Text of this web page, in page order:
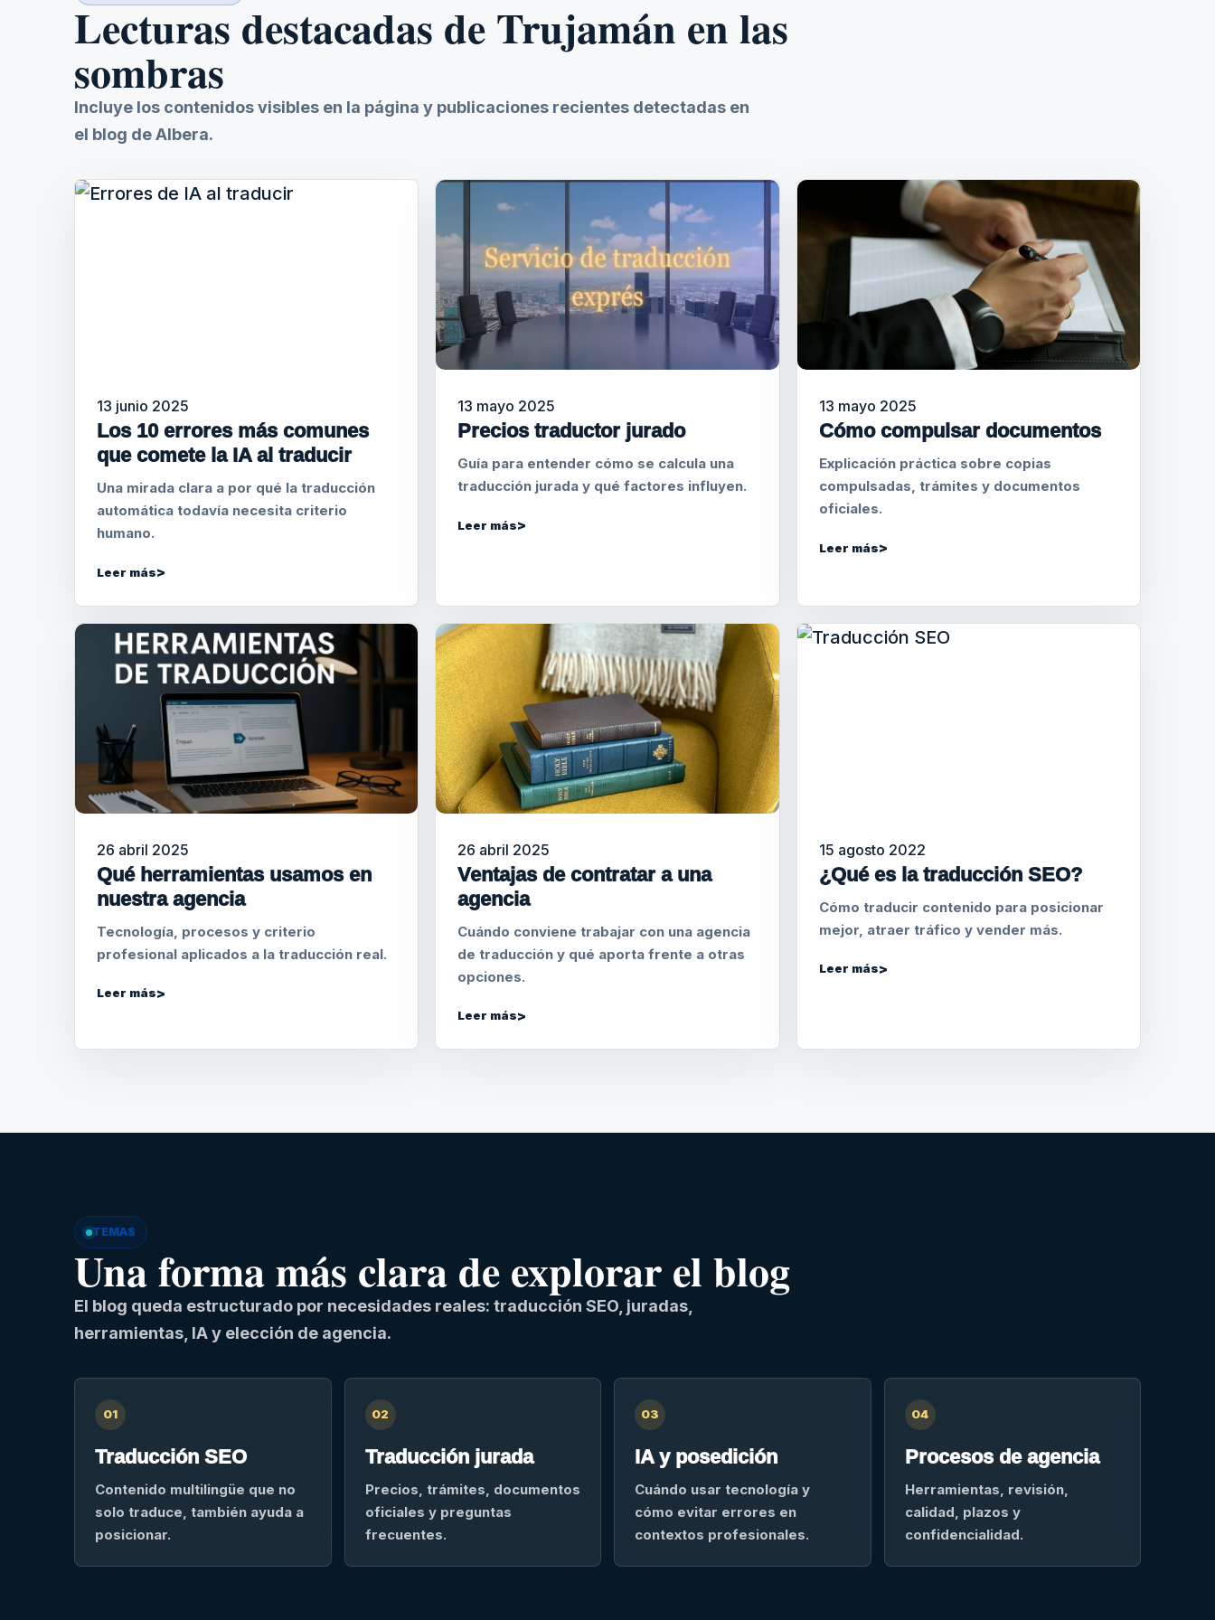
Lecturas destacadas de Trujamán en las
sombras
Incluye los contenidos visibles en la página y publicaciones recientes detectadas en
el blog de Albera.
13 junio 2025
Los 10 errores más comunes
que comete la IA al traducir
Una mirada clara a por qué la traducción
automática todavía necesita criterio
humano.
Leer más
13 mayo 2025
Precios traductor jurado
Guía para entender cómo se calcula una
traducción jurada y qué factores influyen.
Leer más
13 mayo 2025
Cómo compulsar documentos
Explicación práctica sobre copias
compulsadas, trámites y documentos
oficiales.
Leer más
26 abril 2025
Qué herramientas usamos en
nuestra agencia
Tecnología, procesos y criterio
profesional aplicados a la traducción real.
Leer más
26 abril 2025
Ventajas de contratar a una
agencia
Cuándo conviene trabajar con una agencia
de traducción y qué aporta frente a otras
opciones.
Leer más
15 agosto 2022
¿Qué es la traducción SEO?
Cómo traducir contenido para posicionar
mejor, atraer tráfico y vender más.
Leer más
TEMAS
Una forma más clara de explorar el blog
El blog queda estructurado por necesidades reales: traducción SEO, juradas,
herramientas, IA y elección de agencia.
01
Traducción SEO
Contenido multilingüe que no
solo traduce, también ayuda a
posicionar.
02
Traducción jurada
Precios, trámites, documentos
oficiales y preguntas
frecuentes.
03
IA y posedición
Cuándo usar tecnología y
cómo evitar errores en
contextos profesionales.
04
Procesos de agencia
Herramientas, revisión,
calidad, plazos y
confidencialidad.